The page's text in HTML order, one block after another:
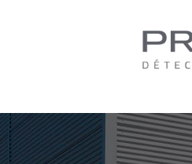
Aller
au
contenu